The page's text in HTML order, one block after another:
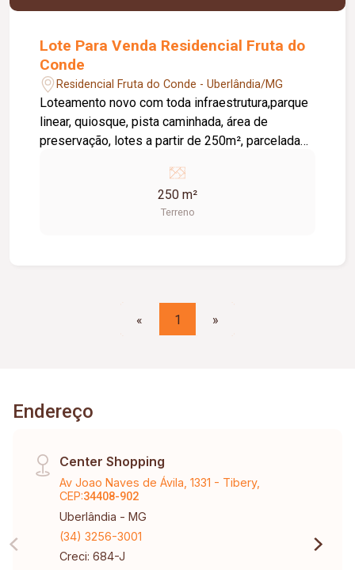
Lote Para Venda Residencial Fruta do
Conde
Residencial Fruta do Conde - Uberlândia/MG
Loteamento novo com toda infraestrutura,parque
linear, quiosque, pista caminhada, área de
preservação, lotes a partir de 250m², parcelada
disponibilidade, valores sujeitos a alteração.
250 m²
Terreno
« 1 »
Endereço
Center Shopping
Av Joao Naves de Ávila, 1331 - Tibery,
CEP:34408-902
Uberlândia - MG
(34) 3256-3001
Creci: 684-J